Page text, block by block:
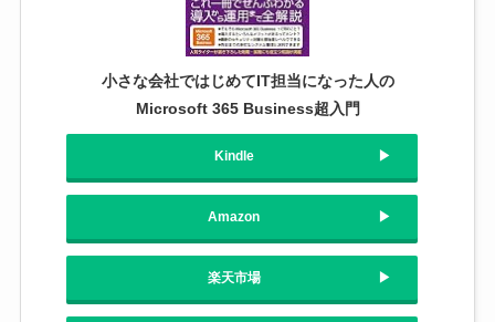
小さな会社ではじめてIT担当になった人の
Microsoft 365 Business超入門
Kindle
Amazon
楽天市場